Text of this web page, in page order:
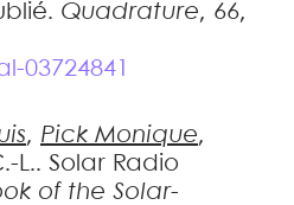
. Quadrature, 66,
03724841
, Pick Monique,
L.. Solar Radio
of the Solar-